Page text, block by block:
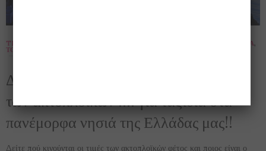
TRAVEL ΤΑΞΊΔΙΑ ΣΤΗΝ ΕΛΛΆΔΑ
ΤΟΥΡΙΣΜΌΣ
Διαβάστε και μάθετε τις φετινές τιμές
των ακτοπλοϊκών …. για ταξίδια στα
πανέμορφα νησιά της Ελλάδας μας!!
Δείτε πού κινούνται οι τιμές των ακτοπλοϊκών φέτος και ποιος είναι ο